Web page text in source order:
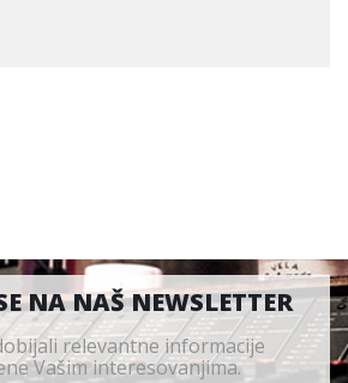
NA NAŠ NEWSLETTER
relevantne informacije
Vašim interesovanjima.